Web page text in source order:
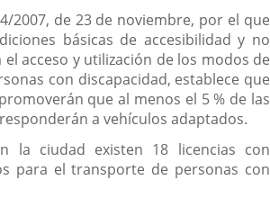
2007, de 23 de noviembre, por el que
básicas de accesibilidad y no
acceso y utilización de los modos de
con discapacidad, establece que
que al menos el 5 % de las
a vehículos adaptados.
la ciudad existen 18 licencias con
para el transporte de personas con